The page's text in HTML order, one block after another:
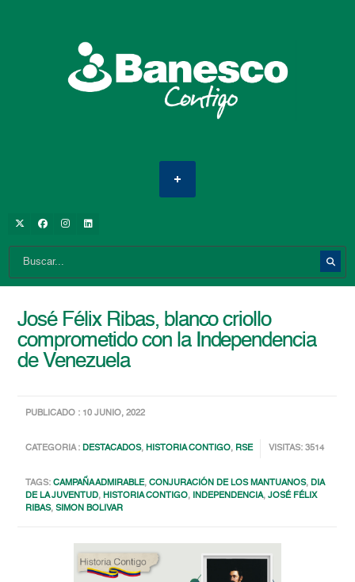
José Félix Ribas, blanco criollo
comprometido con la Independencia
de Venezuela
PUBLICADO : 10 JUNIO, 2022
CATEGORIA :DESTACADOS,HISTORIA CONTIGO, RSE VISITAS: 3514
TAGS:CAMPAÑA ADMIRABLE,CONJURACIÓN DE LOS MANTUANOS,DIA
DE LA JUVENTUD,HISTORIA CONTIGO, INDEPENDENCIA,JOSÉ FÉLIX
RIBAS,SIMON BOLIVAR